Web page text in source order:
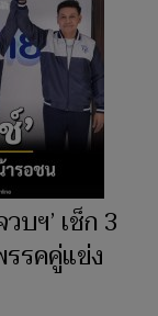
บฯ’ เช็ก 3
รคคู่แข่ง